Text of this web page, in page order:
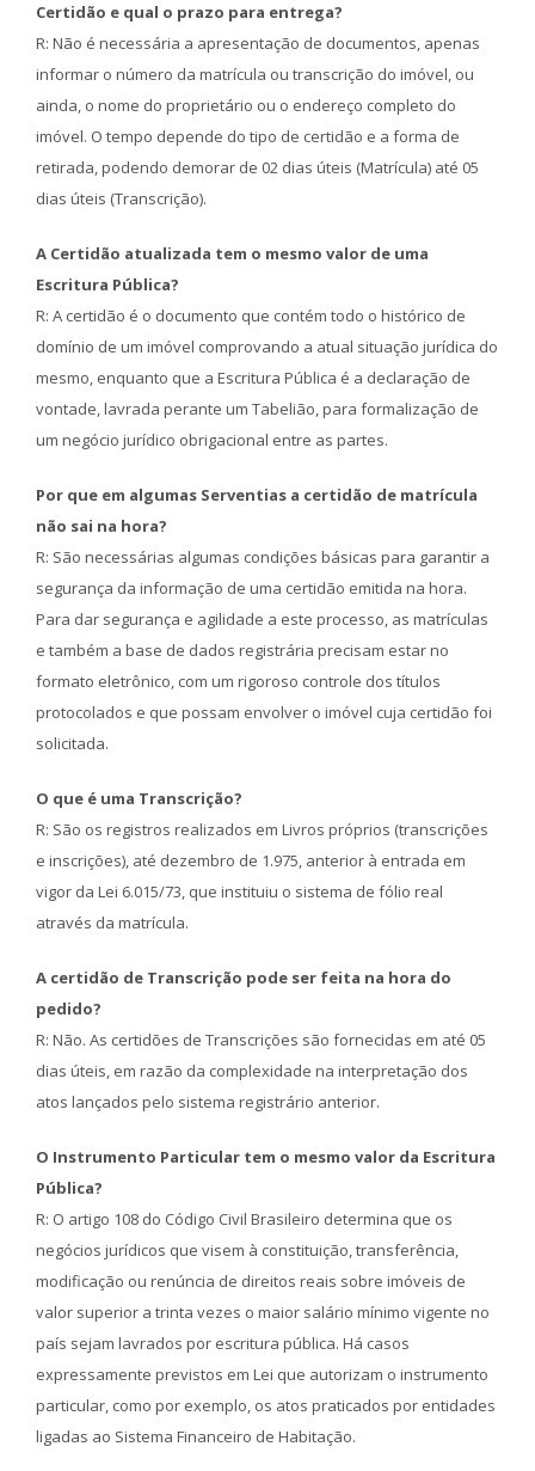
Certidão e qual o prazo para entrega?
R: Não é necessária a apresentação de documentos, apenas
informar o número da matrícula ou transcrição do imóvel, ou
ainda, o nome do proprietário ou o endereço completo do
imóvel. O tempo depende do tipo de certidão e a forma de
retirada, podendo demorar de 02 dias úteis (Matrícula) até 05
dias úteis (Transcrição).
A Certidão atualizada tem o mesmo valor de uma
Escritura Pública?
R: A certidão é o documento que contém todo o histórico de
domínio de um imóvel comprovando a atual situação jurídica do
mesmo, enquanto que a Escritura Pública é a declaração de
vontade, lavrada perante um Tabelião, para formalização de
um negócio jurídico obrigacional entre as partes.
Por que em algumas Serventias a certidão de matrícula
não sai na hora?
R: São necessárias algumas condições básicas para garantir a
segurança da informação de uma certidão emitida na hora.
Para dar segurança e agilidade a este processo, as matrículas
e também a base de dados registrária precisam estar no
formato eletrônico, com um rigoroso controle dos títulos
protocolados e que possam envolver o imóvel cuja certidão foi
solicitada.
O que é uma Transcrição?
R: São os registros realizados em Livros próprios (transcrições
e inscrições), até dezembro de 1.975, anterior à entrada em
vigor da Lei 6.015/73, que instituiu o sistema de fólio real
através da matrícula.
A certidão de Transcrição pode ser feita na hora do
pedido?
R: Não. As certidões de Transcrições são fornecidas em até 05
dias úteis, em razão da complexidade na interpretação dos
atos lançados pelo sistema registrário anterior.
O Instrumento Particular tem o mesmo valor da Escritura
Pública?
R: O artigo 108 do Código Civil Brasileiro determina que os
negócios jurídicos que visem à constituição, transferência,
modificação ou renúncia de direitos reais sobre imóveis de
valor superior a trinta vezes o maior salário mínimo vigente no
país sejam lavrados por escritura pública. Há casos
expressamente previstos em Lei que autorizam o instrumento
particular, como por exemplo, os atos praticados por entidades
ligadas ao Sistema Financeiro de Habitação.